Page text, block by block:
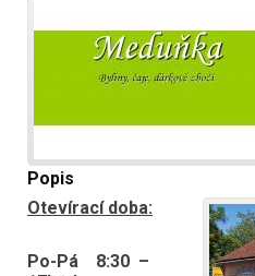
Popis
Otevírací doba:
Po-Pá 8:30 –